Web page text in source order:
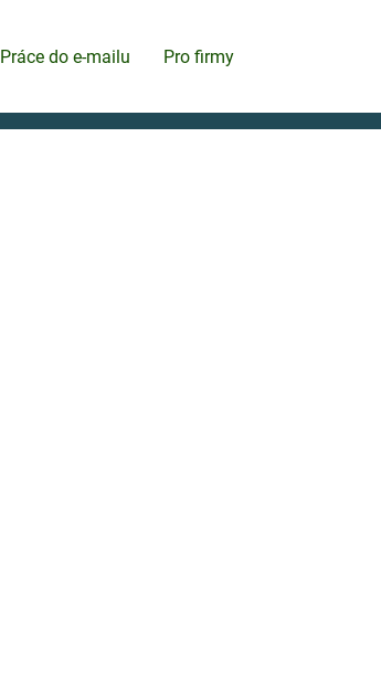
Práce do e-mailu Pro firmy